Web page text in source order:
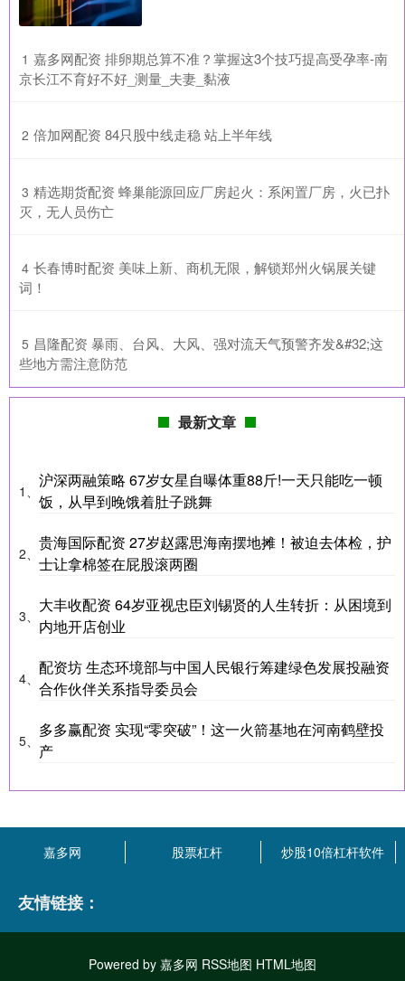
1 ​嘉多网配资 排卵期总算不准？掌握这3个技巧提高受孕率-南
京长江不育好不好_测量_夫妻_黏液
2 ​倍加网配资 84只股中线走稳 站上半年线
3 ​精选期货配资 蜂巢能源回应厂房起火：系闲置厂房，火已扑
灭，无人员伤亡
4 ​长春博时配资 美味上新、商机无限，解锁郑州火锅展关键
词！
5 ​昌隆配资 暴雨、台风、大风、强对流天气预警齐发&#32;这
些地方需注意防范
最新文章
1、
沪深两融策略 67岁女星自曝体重88斤!一天只能吃一顿
饭，从早到晚饿着肚子跳舞
2、
贵海国际配资 27岁赵露思海南摆地摊！被迫去体检，护
士让拿棉签在屁股滚两圈
3、
大丰收配资 64岁亚视忠臣刘锡贤的人生转折：从困境到
内地开店创业
4、
配资坊 生态环境部与中国人民银行筹建绿色发展投融资
合作伙伴关系指导委员会
5、
多多赢配资 实现“零突破”！这一火箭基地在河南鹤壁投
产
嘉多网 股票杠杆 炒股10倍杠杆软件
友情链接：
Powered by 嘉多网 RSS地图 HTML地图